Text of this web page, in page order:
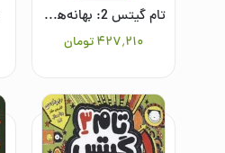
تام گیتس 2: بهانه‌های عالی (و چیزهای خوب دیگر)
۴۲۷٬۲۱۰ تومان